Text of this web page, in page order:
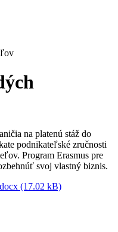
na platenú stáž do
podnikateľské zručnosti
Program Erasmus pre
svoj vlastný biznis.
(17.02 kB)